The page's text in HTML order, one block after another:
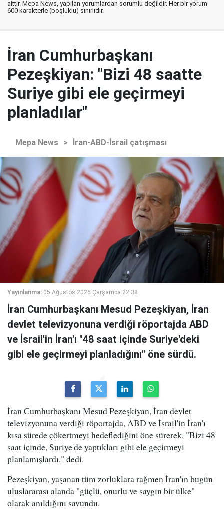
aittir. Mepa News, yapılan yorumlardan sorumlu değildir. Her bir yorum
600 karakterle (boşluklu) sınırlıdır.
İran Cumhurbaşkanı
Pezeşkiyan: "Bizi 48 saatte
Suriye gibi ele geçirmeyi
planladılar"
Mepa News > İran-ABD-İsrail çatışması
Yayınlanma: 05 Ağustos 2026 Çarşamba 22:38
İran Cumhurbaşkanı Mesud Pezeşkiyan, İran
devlet televizyonuna verdiği röportajda ABD
ve İsrail'in İran'ı "48 saat içinde Suriye'deki
gibi ele geçirmeyi planladığını" öne sürdü.
İran Cumhurbaşkanı Mesud Pezeşkiyan, İran devlet
televizyonuna verdiği röportajda, ABD ve İsrail'in İran'ı
kısa sürede çökertmeyi hedeflediğini öne sürerek, "Bizi 48
saat içinde, Suriye'de yaptıkları gibi ele geçirmeyi
planlamışlardı." dedi.
Pezeşkiyan, yaşanan tüm zorluklara rağmen İran'ın bugün
uluslararası alanda "güçlü, onurlu ve saygın bir ülke"
olarak anıldığını savundu.